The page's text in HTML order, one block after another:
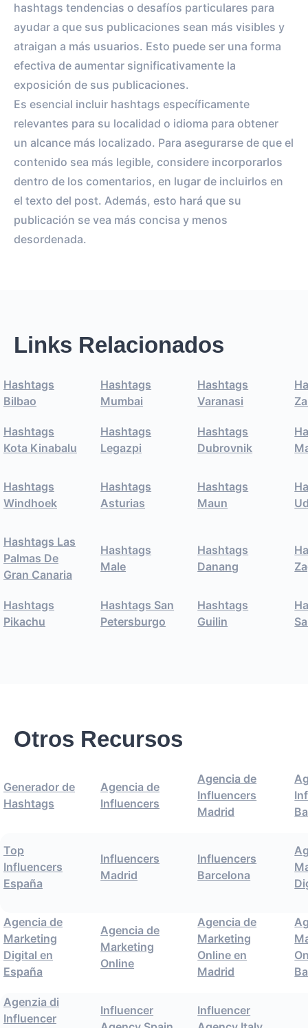
hashtags tendencias o desafíos particulares para
ayudar a que sus publicaciones sean más visibles y
atraigan a más usuarios. Esto puede ser una forma
efectiva de aumentar significativamente la
exposición de sus publicaciones.
Es esencial incluir hashtags específicamente
relevantes para su localidad o idioma para obtener
un alcance más localizado. Para asegurarse de que el
contenido sea más legible, considere incorporarlos
dentro de los comentarios, en lugar de incluirlos en
el texto del post. Además, esto hará que su
publicación se vea más concisa y menos
desordenada.
Links Relacionados
Hashtags
Bilbao
Hashtags
Mumbai
Hashtags
Varanasi
Hashtags
Kota Kinabalu
Hashtags
Legazpi
Hashtags
Dubrovnik
Hashtags
Windhoek
Hashtags
Asturias
Hashtags
Maun
Hashtags Las
Palmas De
Gran Canaria
Hashtags
Male
Hashtags
Danang
Hashtags
Pikachu
Hashtags San
Petersburgo
Hashtags
Guilin
Otros Recursos
Generador de
Hashtags
Agencia de
Influencers
Agencia de
Influencers
Madrid
Top
Influencers
España
Influencers
Madrid
Influencers
Barcelona
Agencia de
Marketing
Digital en
España
Agencia de
Marketing
Online
Agencia de
Marketing
Online en
Madrid
Agenzia di
Influencer
Influencer
Influencer